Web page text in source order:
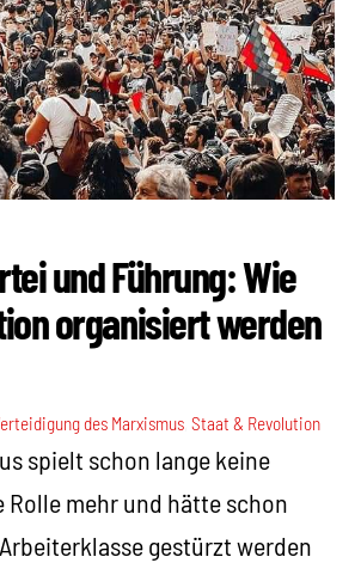
und Führung: Wie
organisiert werden
des Marxismus ,Staat & Revolution
spielt schon lange keine
mehr und hätte schon
gestürzt werden